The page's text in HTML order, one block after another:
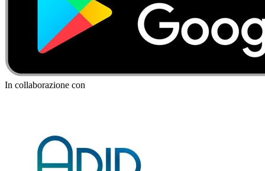
In collaborazione con